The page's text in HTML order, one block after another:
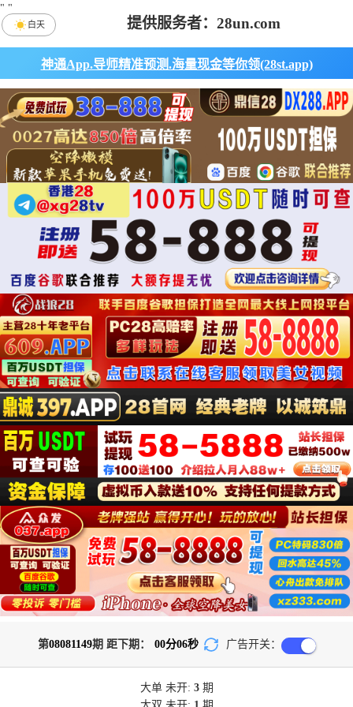
提供服务者：28un.com
白天
第08081149期 距下期： 00分06秒 广告开关：
大单 未开: 3期
" "